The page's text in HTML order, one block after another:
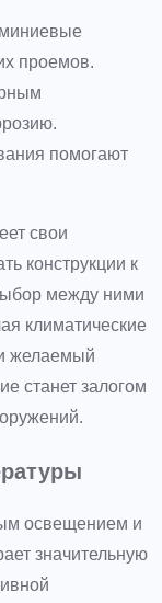
проемов.
помогают
свои
конструкции к
между ними
климатические
желаемый
станет залогом
освещением и
значительную